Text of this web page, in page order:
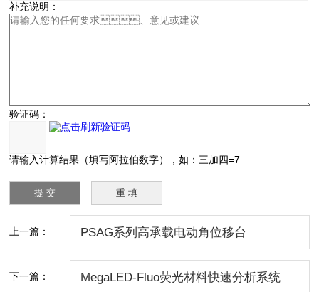
补充说明：
验证码：
请输入计算结果（填写阿拉伯数字），如：三加四=7
上一篇： PSAG系列高承载电动角位移台
下一篇： MegaLED-Fluo荧光材料快速分析系统